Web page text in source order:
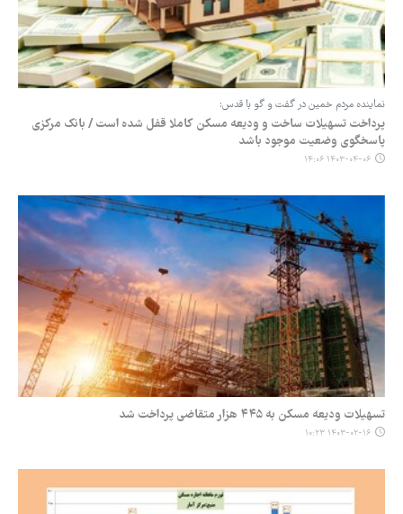
نماینده مردم خمین در گفت و گو با قدس:
پرداخت تسهیلات ساخت و ودیعه مسکن کاملا قفل شده است / بانک مرکزی
پاسخگوی وضعیت موجود باشد
۱۴۰۳-۰۴-۰۶ ۱۴:۰۶
تسهیلات ودیعه مسکن به ۴۴۵ هزار متقاضی پرداخت شد
۱۴۰۳-۰۲-۱۶ ۱۰:۲۳